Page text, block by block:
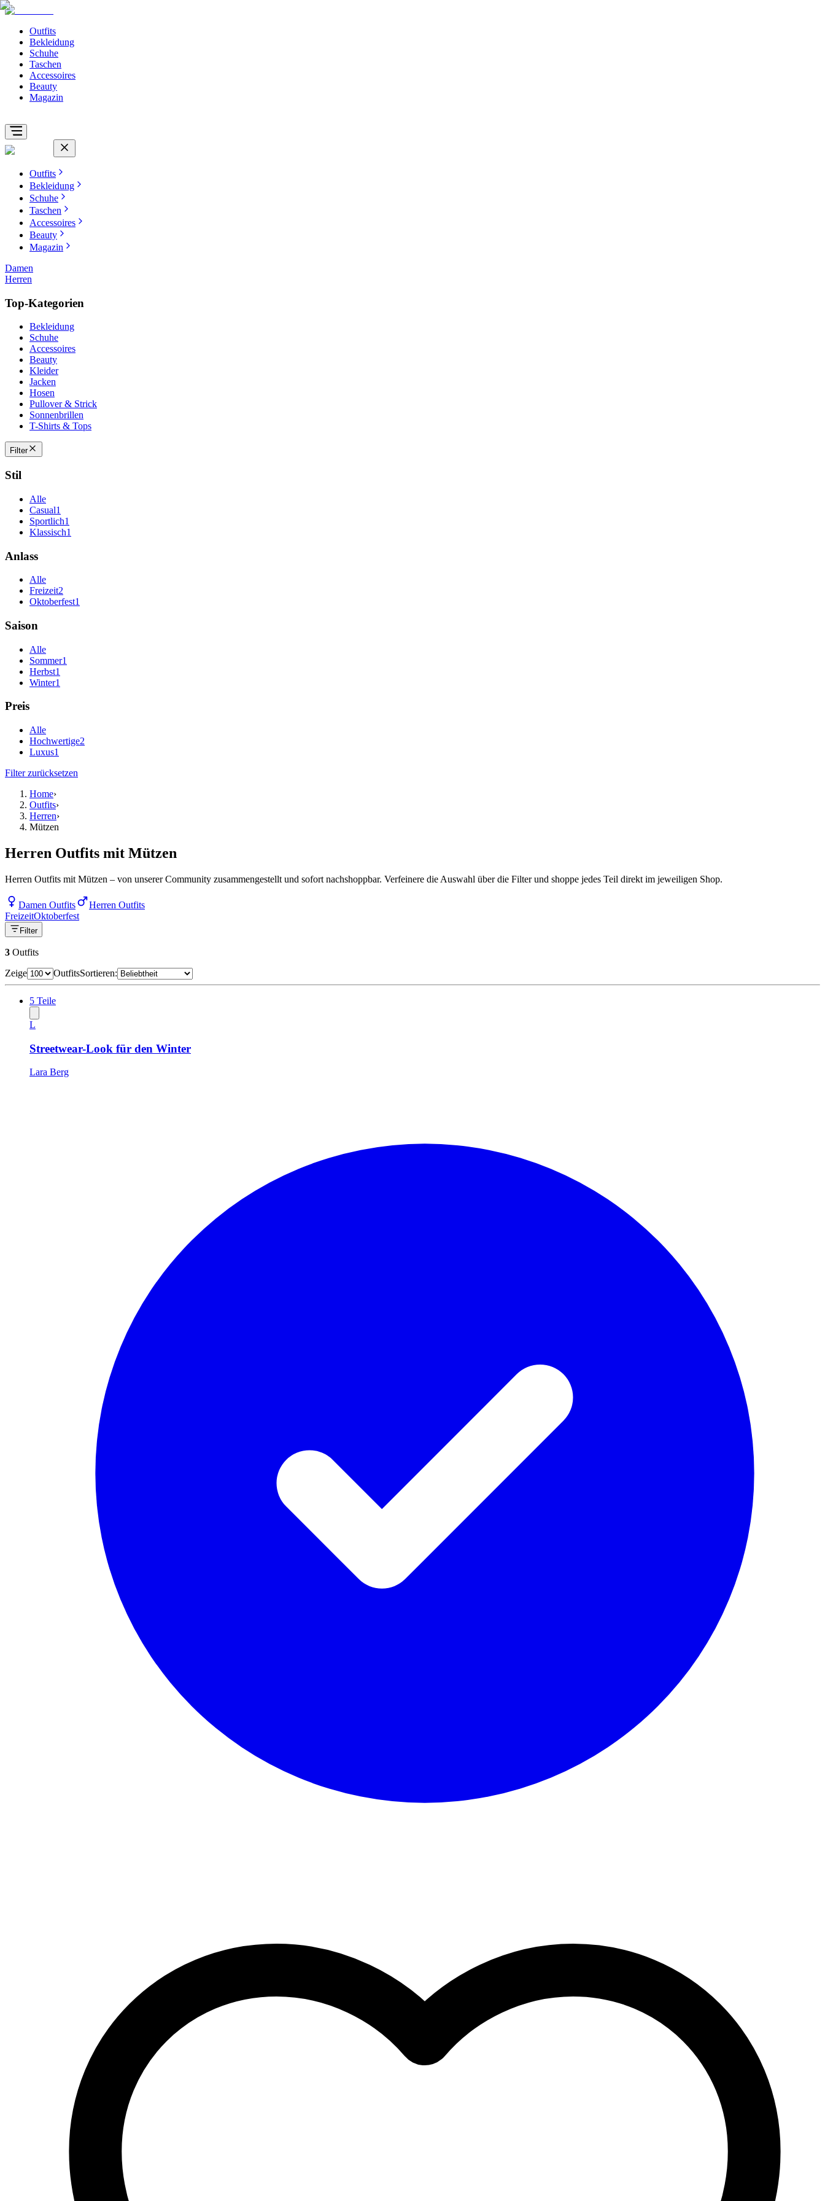
Outfits
Bekleidung
Schuhe
Taschen
Accessoires
Beauty
Magazin
Outfits
Bekleidung
Schuhe
Taschen
Accessoires
Beauty
Magazin
Damen
Herren
Top-Kategorien
Bekleidung
Schuhe
Accessoires
Beauty
Kleider
Jacken
Hosen
Pullover & Strick
Sonnenbrillen
T-Shirts & Tops
Filter
Stil
Alle
Casual1
Sportlich1
Klassisch1
Anlass
Alle
Freizeit2
Oktoberfest1
Saison
Alle
Sommer1
Herbst1
Winter1
Preis
Alle
Hochwertige2
Luxus1
Filter zurücksetzen
Home›
Outfits›
Herren›
Mützen
Herren Outfits mit Mützen
Herren Outfits mit Mützen – von unserer Community zusammengestellt und sofort nachshoppbar. Verfeinere die Auswahl über die Filter und shoppe jedes Teil direkt im jeweiligen Shop.
Damen Outfits
Herren Outfits
FreizeitOktoberfest
Filter
3 Outfits
Zeige
OutfitsSortieren:
5 Teile
L
Streetwear-Look für den Winter
Lara Berg